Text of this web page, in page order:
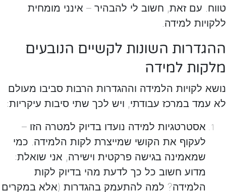
טווח. עם זאת, חשוב לי להבהיר – אינני מומחית
ללקויות למידה.
ההגדרות השונות לקשיים הנובעים
מלקות למידה
נושא לקויות הלמידה וההגדרות הרבות סביבו מעולם
לא עמד במרכז עבודתי, ויש לכך שתי סיבות עיקריות:
אסטרטגיות למידה נועדו בדיוק למטרה הזו –
לעקוף את הקושי שמייצרת לקות הלמידה. כמי
שמאמינה בגישה פרקטית וישירה, אני שואלת:
מדוע חשוב כל כך לדעת מהי בדיוק לקות
הלמידה? למה להתעמק בהגדרות (אלא במקרים